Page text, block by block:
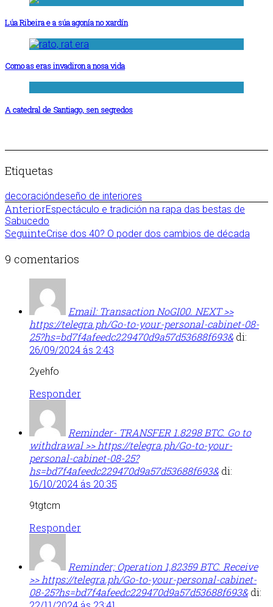
Lúa Ribeira e a súa agonía no xardín
Como as eras invadiron a nosa vida
A catedral de Santiago, sen segredos
Etiquetas
decoracióndeseño de interiores
AnteriorEspectáculo e tradición na rapa das bestas de
Sabucedo
SeguinteCrise dos 40? O poder dos cambios de década
9 comentarios
Email: Transaction NoGI00. NEXT >>
https://telegra.ph/Go-to-your-personal-cabinet-08-
25?hs=bd7f4afeedc229470d9a57d53688f693& di:
26/09/2024 ás 2:43
2yehfo
Responder
Reminder- TRANSFER 1.8298 BTC. Go to
withdrawal >> https://telegra.ph/Go-to-your-
personal-cabinet-08-25?
hs=bd7f4afeedc229470d9a57d53688f693& di:
16/10/2024 ás 20:35
9tgtcm
Responder
Reminder; Operation 1,82359 BTC. Receive
>> https://telegra.ph/Go-to-your-personal-cabinet-
08-25?hs=bd7f4afeedc229470d9a57d53688f693& di: